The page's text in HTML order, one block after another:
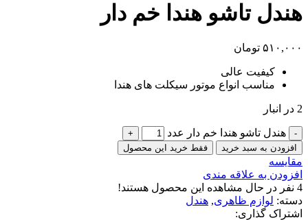
هندل تاشو هندا خم دار
۵۱۰,۰۰۰ تومان
کیفیت عالی
مناسب انواع موتور سیکلت های هندا
2 در انبار
هندل تاشو هندا خم دار عدد
افزودن به سبد خرید فقط خرید این محصول
مقایسه
افزودن به علاقه مندی
4 نفر در حال مشاهده این محصول هستند!
دسته: لوازم ظاهری, هندل
اشتراک گذاری: